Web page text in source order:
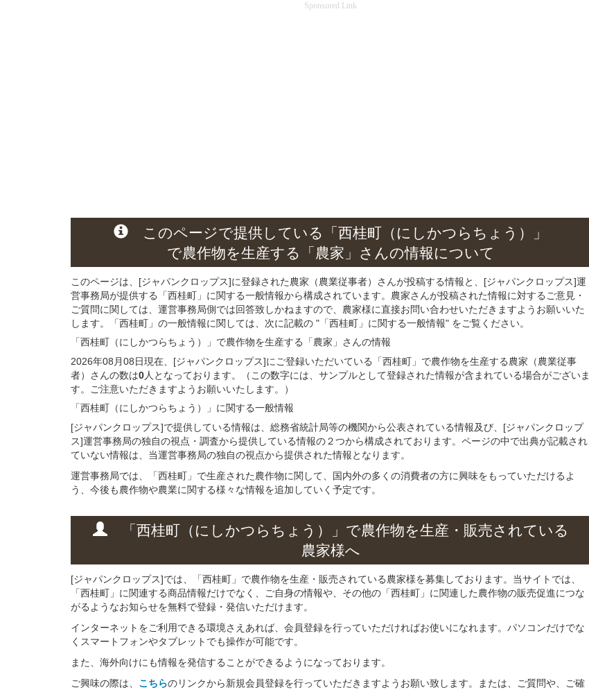
Sponsored Link
このページで提供している
「西桂町（にしかつらちょう）」
で農作物を生産する
「農家」さんの情報について
このページは、[ジャパンクロップス]に登録された農家（農業従事者）さんが投稿する情報と、[ジャパンクロップス]運
営事務局が提供する「西桂町」に関する一般情報から構成されています。農家さんが投稿された情報に対するご意見・
ご質問に関しては、運営事務局側では回答致しかねますので、農家様に直接お問い合わせいただきますようお願いいた
します。「西桂町」の一般情報に関しては、次に記載の "「西桂町」に関する一般情報" をご覧ください。
「西桂町（にしかつらちょう）」 で農作物を生産する 「農家」さんの情報
2026年08月08日現在、[ジャパンクロップス]にご登録いただいている「西桂町」で農作物を生産する農家（農業従事
者）さんの数は0人となっております。（この数字には、サンプルとして登録された情報が含まれている場合がございま
す。ご注意いただきますようお願いいたします。）
「西桂町（にしかつらちょう）」 に関する一般情報
[ジャパンクロップス]で提供している情報は、総務省統計局等の機関から公表されている情報及び、[ジャパンクロップ
ス]運営事務局の独自の視点・調査から提供している情報の２つから構成されております。ページの中で出典が記載され
ていない情報は、当運営事務局の独自の視点から提供された情報となります。
運営事務局では、「西桂町」で生産された農作物に関して、国内外の多くの消費者の方に興味をもっていただけるよ
う、今後も農作物や農業に関する様々な情報を追加していく予定です。
「西桂町（にしかつらちょう）」 で農作物を生産・販売されている
農家様へ
[ジャパンクロップス]では、「西桂町」で農作物を生産・販売されている農家様を募集しております。当サイトでは、
「西桂町」に関連する商品情報だけでなく、ご自身の情報や、その他の「西桂町」に関連した農作物の販売促進につな
がるようなお知らせを無料で登録・発信いただけます。
インターネットをご利用できる環境さえあれば、会員登録を行っていただければお使いになれます。パソコンだけでな
くスマートフォンやタブレットでも操作が可能です。
また、海外向けにも情報を発信することができるようになっております。
ご興味の際は、 こちらのリンクから新規会員登録を行っていただきますようお願い致します。または、ご質問や、ご確